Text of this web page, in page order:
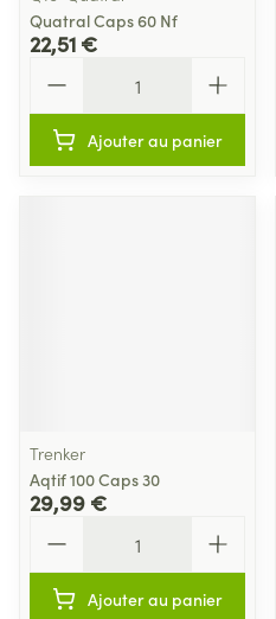
Quatral Caps 60 Nf
22,51 €
Ajouter au panier
Trenker
Aqtif 100 Caps 30
29,99 €
Ajouter au panier